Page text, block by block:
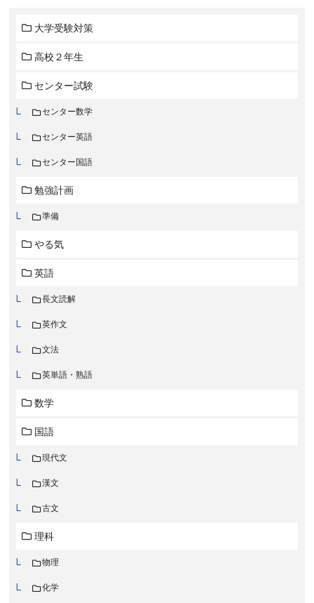
大学受験対策
高校２年生
センター試験
センター数学
センター英語
センター国語
勉強計画
準備
やる気
英語
長文読解
英作文
文法
英単語・熟語
数学
国語
現代文
漢文
古文
理科
物理
化学